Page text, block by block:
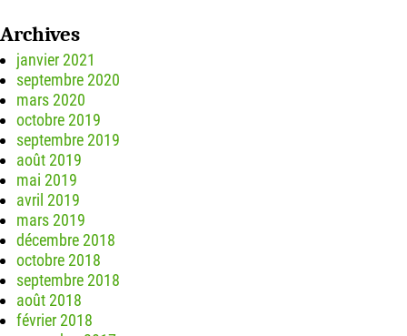
Archives
janvier 2021
septembre 2020
mars 2020
octobre 2019
septembre 2019
août 2019
mai 2019
avril 2019
mars 2019
décembre 2018
octobre 2018
septembre 2018
août 2018
février 2018